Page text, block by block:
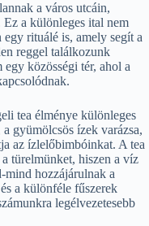
a város utcáin,
Ez a különleges ital nem
rituálé is, amely segít a
reggel találkozunk
közösségi tér, ahol a
tea élménye különleges
gyümölcsös ízek varázsa,
az ízlelőbimbóinkat. A tea
türelmünket, hiszen a víz
mind hozzájárulnak a
a különféle fűszerek
legélvezetesebb